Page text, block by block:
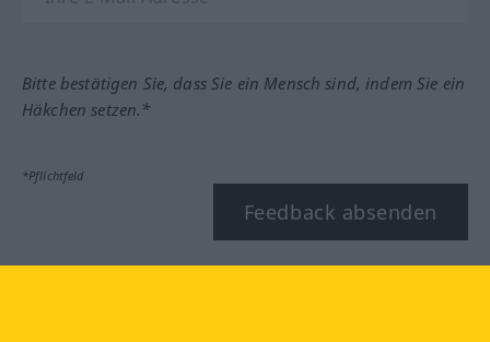
Bitte bestätigen Sie, dass Sie ein Mensch sind, indem Sie ein
Häkchen setzen.*
*Pflichtfeld
Feedback absenden